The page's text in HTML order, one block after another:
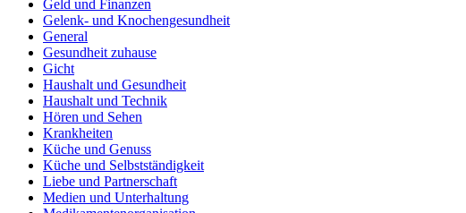
Geld und Finanzen
Gelenk- und Knochengesundheit
General
Gesundheit zuhause
Gicht
Haushalt und Gesundheit
Haushalt und Technik
Hören und Sehen
Krankheiten
Küche und Genuss
Küche und Selbstständigkeit
Liebe und Partnerschaft
Medien und Unterhaltung